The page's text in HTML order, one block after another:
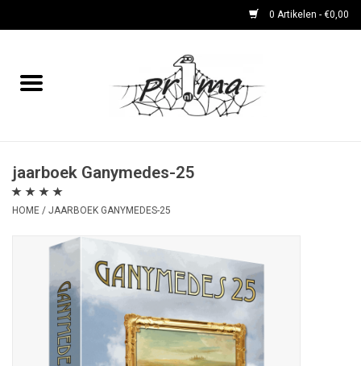
0 Artikelen - €0,00
Home
DVD's en CD's
periodieken
Rare Dingetjes-reeks
Bemoste Beeld-prijswinnaars
jaarboek Ganymedes-25
HOME / JAARBOEK GANYMEDES-25